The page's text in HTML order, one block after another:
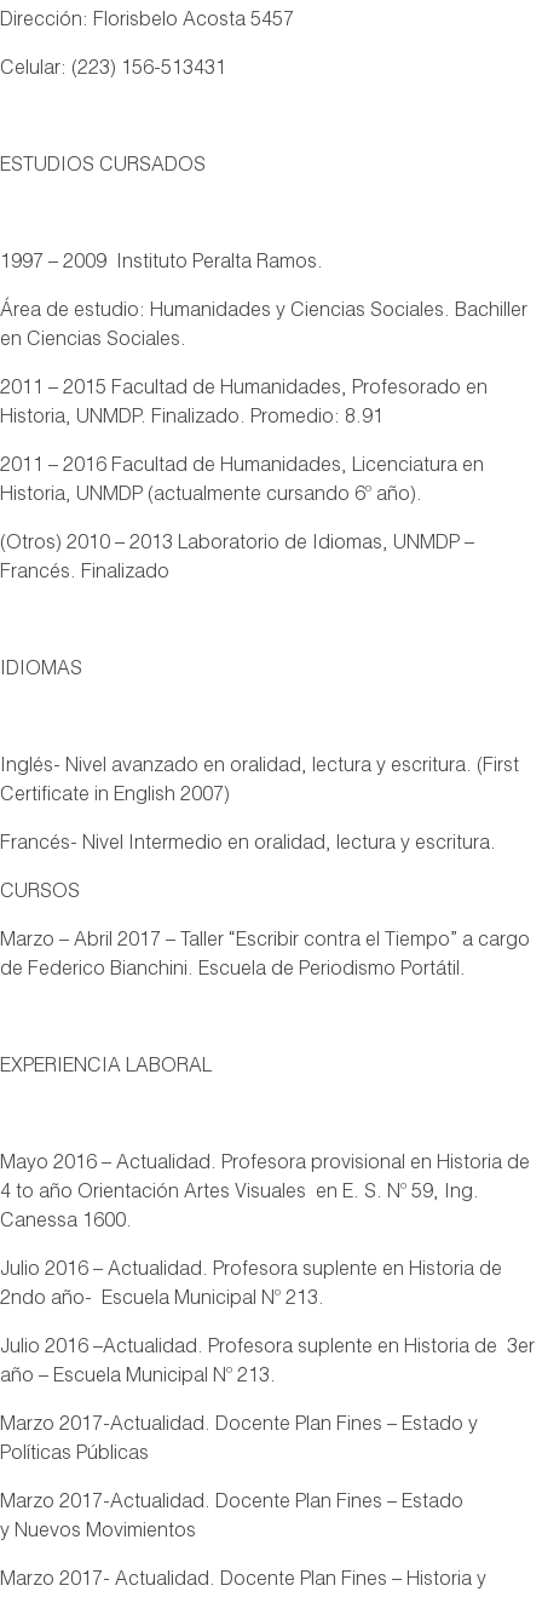
Dirección: Florisbelo Acosta 5457
Celular: (223) 156-513431
ESTUDIOS CURSADOS
1997 – 2009 Instituto Peralta Ramos.
Área de estudio: Humanidades y Ciencias Sociales. Bachiller
en Ciencias Sociales.
2011 – 2015 Facultad de Humanidades, Profesorado en
Historia, UNMDP. Finalizado. Promedio: 8.91
2011 – 2016 Facultad de Humanidades, Licenciatura en
Historia, UNMDP (actualmente cursando 6º año).
(Otros) 2010 – 2013 Laboratorio de Idiomas, UNMDP –
Francés. Finalizado
IDIOMAS
Inglés- Nivel avanzado en oralidad, lectura y escritura. (First
Certificate in English 2007)
Francés- Nivel Intermedio en oralidad, lectura y escritura.
CURSOS
Marzo – Abril 2017 – Taller “Escribir contra el Tiempo” a cargo
de Federico Bianchini. Escuela de Periodismo Portátil.
EXPERIENCIA LABORAL
Mayo 2016 – Actualidad. Profesora provisional en Historia de
4 to año Orientación Artes Visuales en E. S. Nº 59, Ing.
Canessa 1600.
Julio 2016 – Actualidad. Profesora suplente en Historia de
2ndo año- Escuela Municipal Nº 213.
Julio 2016 –Actualidad. Profesora suplente en Historia de 3er
año – Escuela Municipal Nº 213.
Marzo 2017-Actualidad. Docente Plan Fines – Estado y
Políticas Públicas
Marzo 2017-Actualidad. Docente Plan Fines – Estado
y Nuevos Movimientos
Marzo 2017- Actualidad. Docente Plan Fines – Historia y